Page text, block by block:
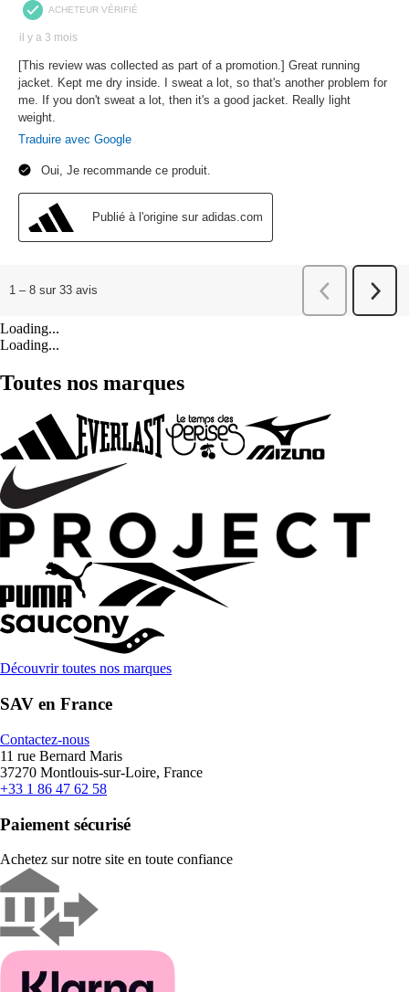
Loading...
Loading...
Toutes nos marques
Découvrir toutes nos marques
SAV en France
Contactez-nous
11 rue Bernard Maris
37270 Montlouis-sur-Loire, France
+33 1 86 47 62 58
Paiement sécurisé
Achetez sur notre site en toute confiance